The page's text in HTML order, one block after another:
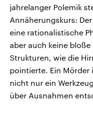
jahrelanger Polemik
Annäherungskurs:
eine rationalistische
aber auch keine
Strukturen, wie die
pointierte. Ein Mörder
nicht nur ein
über Ausnahmen